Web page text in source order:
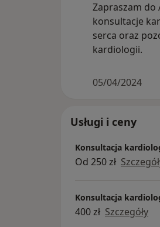
Zapraszam do
konsultacje
serca oraz
kardiologii.
05/04/2024
Usługi i ceny
Konsultacja
Od 250 zł
Konsultacja
400 zł Szczegóły